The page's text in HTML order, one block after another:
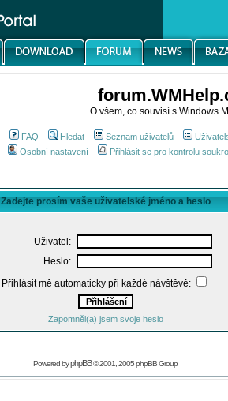
O všem, co souvisí s Windows
FAQ Hledat Seznam uživatelů
Osobní nastavení
Přihlásit se pro kontrolu
Zadejte prosím vaše uživatelské jméno a heslo
Uživatel:
Heslo:
Přihlásit mě automaticky při každé návštěvě:
Zapomněl(a) jsem svoje heslo
Powered byphpBB© 2001, 2005 phpBB Group